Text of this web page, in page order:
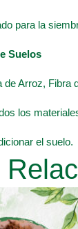
para la
Suelos
de Arroz,
los
el suelo.